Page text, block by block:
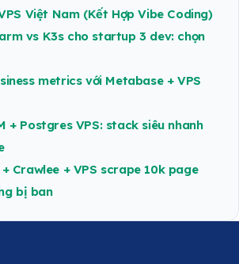
Việt Nam (Kết Hợp Vibe Coding)
vs K3s cho startup 3 dev: chọn
metrics với Metabase + VPS
+ Postgres VPS: stack siêu nhanh
Crawlee + VPS scrape 10k page
bị ban